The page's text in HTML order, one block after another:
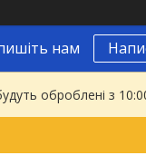
нам
оброблені з